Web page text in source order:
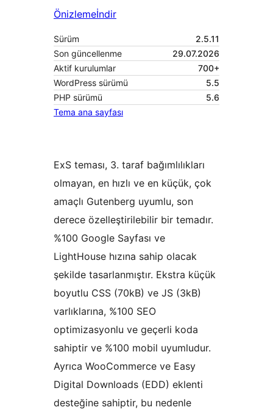
Önizlemeİndir
Sürüm
2.5.11
Son güncellenme
29.07.2026
Aktif kurulumlar
700+
WordPress sürümü
5.5
PHP sürümü
5.6
Tema ana sayfası
ExS teması, 3. taraf bağımlılıkları
olmayan, en hızlı ve en küçük, çok
amaçlı Gutenberg uyumlu, son
derece özelleştirilebilir bir temadır.
%100 Google Sayfası ve
LightHouse hızına sahip olacak
şekilde tasarlanmıştır. Ekstra küçük
boyutlu CSS (70kB) ve JS (3kB)
varlıklarına, %100 SEO
optimizasyonlu ve geçerli koda
sahiptir ve %100 mobil uyumludur.
Ayrıca WooCommerce ve Easy
Digital Downloads (EDD) eklenti
desteğine sahiptir, bu nedenle